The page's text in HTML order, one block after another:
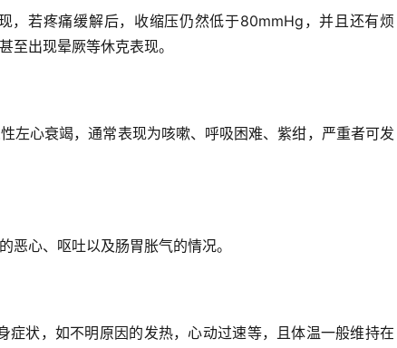
，若疼痛缓解后，收缩压仍然低于80mmHg，并且还有烦
至出现晕厥等休克表现。
左心衰竭，通常表现为咳嗽、呼吸困难、紫绀，严重者可发
恶心、呕吐以及肠胃胀气的情况。
状，如不明原因的发热，心动过速等，且体温一般维持在